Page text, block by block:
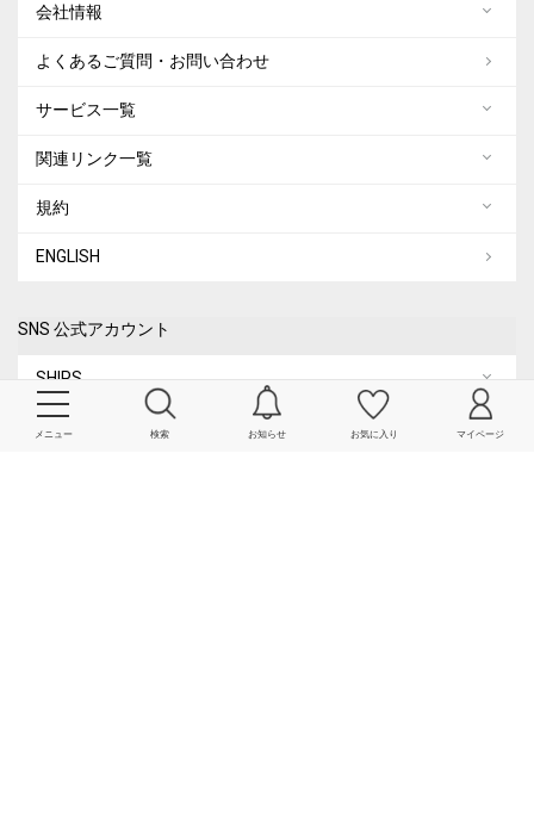
メニュー 検索 お知らせ お気に入り マイページ
会社情報
よくあるご質問・お問い合わせ
サービス一覧
関連リンク一覧
規約
ENGLISH
SNS 公式アカウント
SHIPS
SHIPS MEN